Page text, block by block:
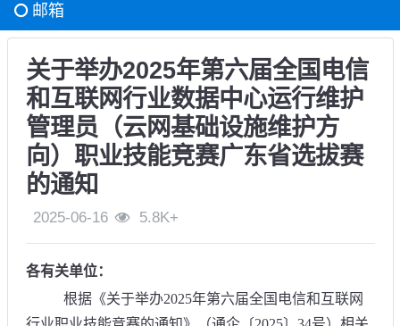
邮箱
关于举办2025年第六届全国电信
和互联网行业数据中心运行维护
管理员（云网基础设施维护方
向）职业技能竞赛广东省选拔赛
的通知
2025-06-16 5.8K+
各有关单位：
根据《关于举办2025年第六届全国电信和互联网